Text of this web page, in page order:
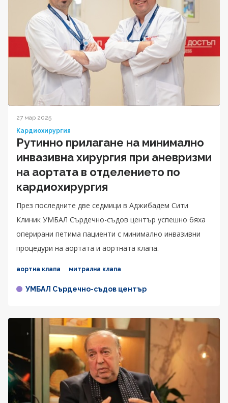
27 мар 2025
Кардиохирургия
Рутинно прилагане на минимално
инвазивна хирургия при аневризми
на аортата в отделението по
кардиохирургия
През последните две седмици в Аджибадем Сити
Клиник УМБАЛ Сърдечно-съдов център успешно бяха
оперирани петима пациенти с минимално инвазивни
процедури на аортата и аортната клапа.
аортна клапа митрална клапа
УМБАЛ Сърдечно-съдов център